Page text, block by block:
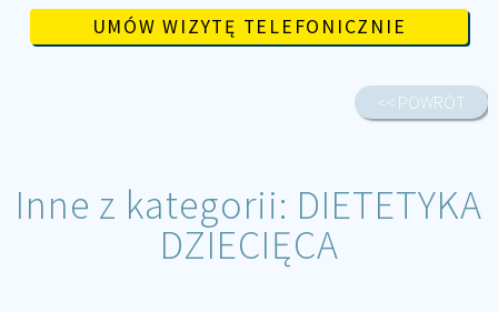
UMÓW WIZYTĘ TELEFONICZNIE
<< POWRÓT
Inne z kategorii: DIETETYKA
DZIECIĘCA